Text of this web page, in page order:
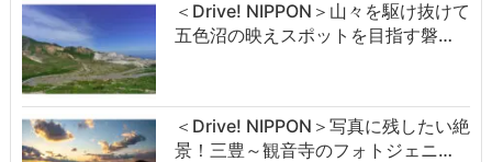
＜Drive! NIPPON＞山々を駆け抜けて
五色沼の映えスポットを目指す磐…
＜Drive! NIPPON＞写真に残したい絶
景！三豊～観音寺のフォトジェニ…